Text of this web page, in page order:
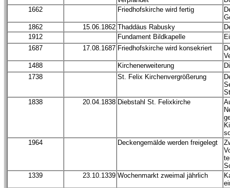
1662
Friedhofskirche wird fertig
1862
15.06.1862 Thaddäus Rabusky
1912
Fundament Bildkapelle
1687
17.08.1687 Friedhofskirche wird konsekriert
1488
Kirchenerweiterung
1738
St. Felix Kirchenvergrößerung
1838
20.04.1838 Diebstahl St. Felixkirche
1964
Deckengemälde werden freigelegt
1339
23.10.1339 Wochenmarkt zweimal jährlich